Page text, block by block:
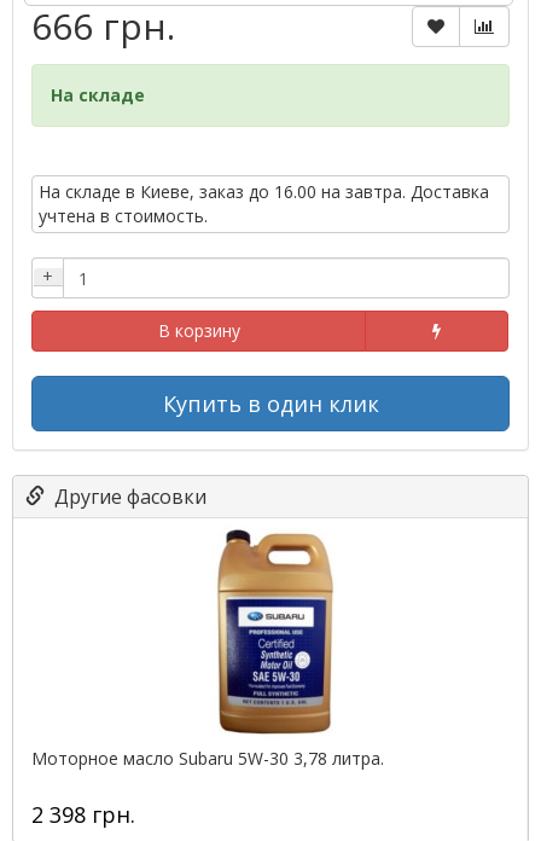
666 грн.
На складе
На складе в Киеве, заказ до 16.00 на завтра. Доставка
учтена в стоимость.
+
В корзину
Купить в один клик
Другие фасовки
Моторное масло Subaru 5W-30 3,78 литра.
2 398 грн.